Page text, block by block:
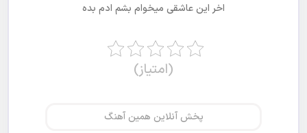
اخر این عاشقی میخوام بشم ادم بده
(امتیاز)
پخش آنلاین همین آهنگ